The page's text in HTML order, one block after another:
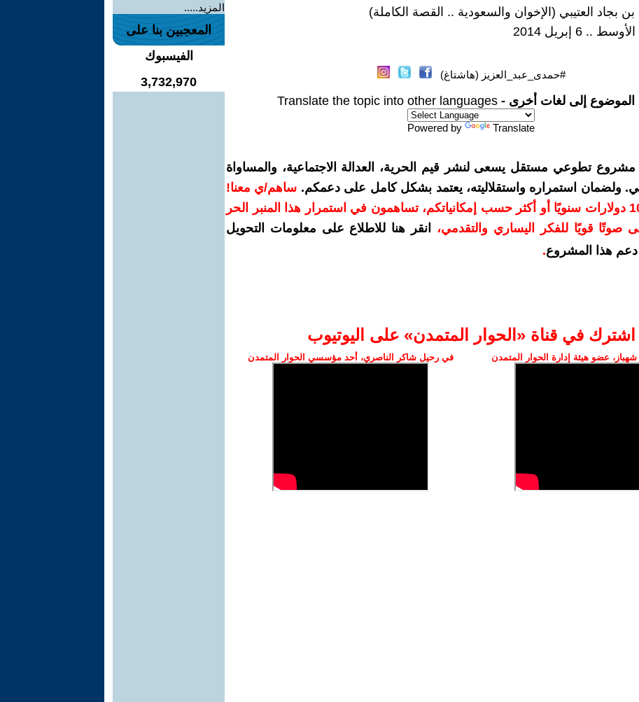
بن بجاد العتيبي (الإخوان والسعودية .. القصة الكاملة)
.. 6 إبريل 2014
#حمدى_عبد_العزيز (هاشتاغ)
الموضوع إلى لغات أخرى - Translate the topic into other languages
Powered by Translate
مشروع تطوعي مستقل يسعى لنشر قيم الحرية، العدالة الاجتماعية، والمساواة
ولضمان استمراره واستقلاليته، يعتمد بشكل كامل على دعمكم. ساهم/ي معنا!
بدعمكم بمبلغ 10 دولارات سنويًا أو أكثر حسب إمكانياتكم، تساهمون في استمرار هذا المنبر الحر
صوتًا قويًا للفكر اليساري والتقدمي،
انقر هنا للاطلاع على معلومات التحويل
هذا المشروع.
اشترك في قناة ‫«الحوار المتمدن» على اليوتيوب
عضو هيئة إدارة الحوار المتمدن في رحيل شاكر الناصري، أحد مؤسسي الحوار المتمدن
المزيد.....
المعجبين بنا على
الفيسبوك
3,732,970